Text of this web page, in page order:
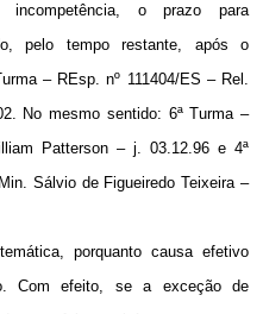
incompetência, o prazo para
pelo tempo restante, após o
– REsp. nº 111404/ES – Rel.
No mesmo sentido: 6ª Turma –
Patterson – j. 03.12.96 e 4ª
Sálvio de Figueiredo Teixeira –
porquanto causa efetivo
Com efeito, se a exceção de